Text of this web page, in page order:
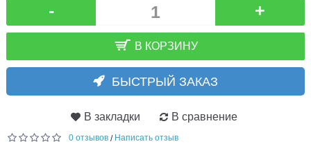
- +
В КОРЗИНУ
БЫСТРЫЙ ЗАКАЗ
В закладки В сравнение
0 отзывов / Написать отзыв